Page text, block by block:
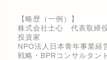
【略歴（一例）】
株式会社士心 代表取締
投資家
NPO法人日本青年事業経
戦略・BPRコンサルタント